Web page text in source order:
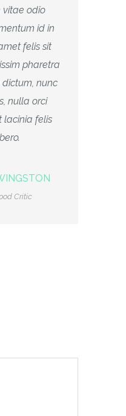
vitae odio
id in
felis sit
pharetra
dictum, nunc
nulla orci
lacinia felis
Critic